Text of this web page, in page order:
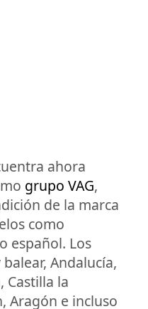
ahora
grupo VAG,
de la marca
como
español. Los
Andalucía,
Castilla la
Aragón e incluso